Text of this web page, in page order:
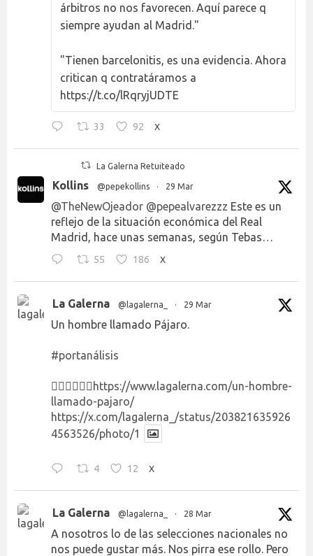
árbitros no nos favorecen. Aquí parece q
siempre ayudan al Madrid."
"Tienen barcelonitis, es una evidencia. Ahora
critican q contratáramos a
https://t.co/lRqryjUDTE
33 92 X
La Galerna Retuiteado
Kollins @pepekollins · 29 Mar
@TheNewOjeador @pepealvarezzz Este es un
reflejo de la situación económica del Real
Madrid, hace unas semanas, según Tebas…
55 186 X
La Galerna @lagalerna_ · 29 Mar
Un hombre llamado Pájaro.
#portanálisis
👉🏻👉🏻👉🏻 https://www.lagalerna.com/un-hombre-
llamado-pajaro/
https://x.com/lagalerna_/status/203821635926
4563526/photo/1
4 12 X
La Galerna @lagalerna_ · 28 Mar
A nosotros lo de las selecciones nacionales no
nos puede gustar más. Nos pirra ese rollo. Pero